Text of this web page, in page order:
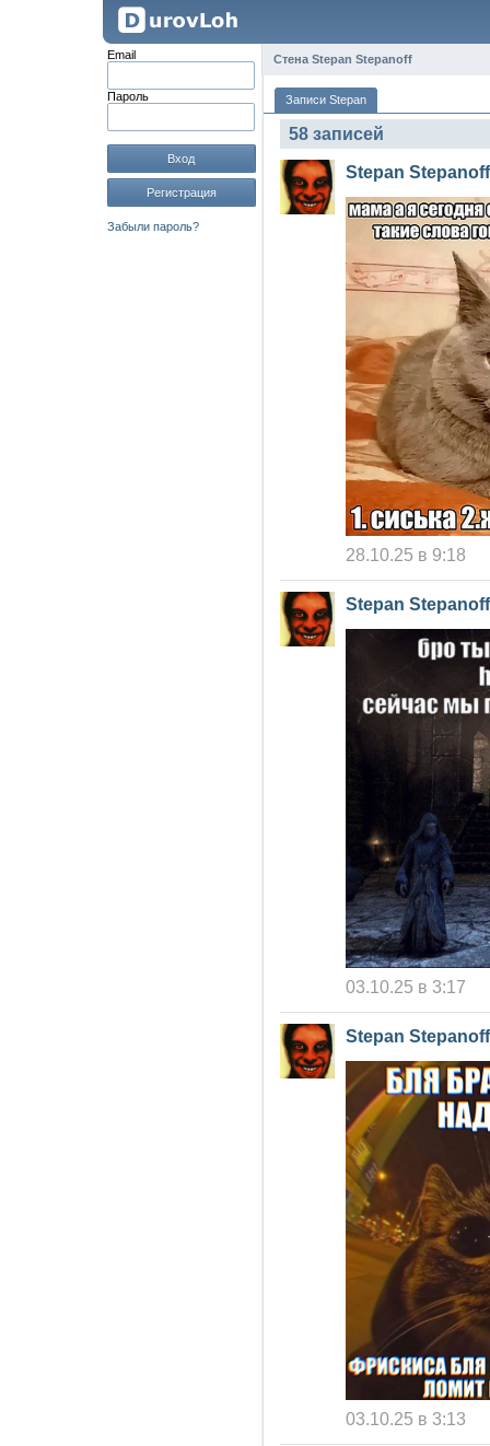
Email
Пароль
Вход
Регистрация
Забыли пароль?
Стена Stepan Stepanoff
Записи Stepan
58 записей
Stepan Stepanoff
28.10.25 в 9:18
Stepan Stepanoff
03.10.25 в 3:17
Stepan Stepanoff
03.10.25 в 3:13